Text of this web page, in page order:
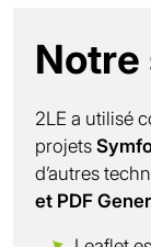
Notre
2LE a utilisé
projets
d’autres
et PDF